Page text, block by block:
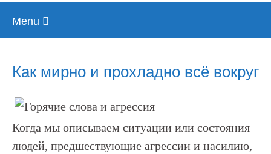
Menu
Как мирно и прохладно всё вокруг
Когда мы описываем ситуации или состояния
людей, предшествующие агрессии и насилию,